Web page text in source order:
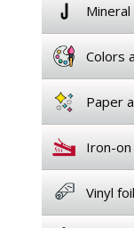
Colors
Paper
Iron-on
Vinyl